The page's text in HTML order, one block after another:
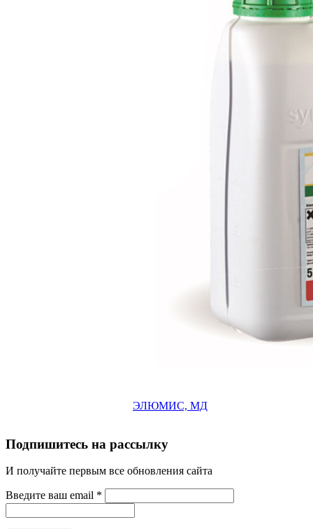
ЭЛЮМИС, МД
Подпишитесь на рассылку
И получайте первым все обновления сайта
Введите ваш email *